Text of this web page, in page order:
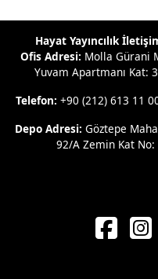
Hayat Yayıncılık
Ofis Adresi: Molla Gürani
Yuvam Apartmanı Kat:
Telefon: +90 (212) 613 11
Depo Adresi: Göztepe
92/A Zemin Kat